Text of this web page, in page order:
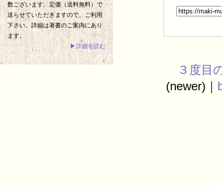
３度目
(newer)｜
数ございます。定価（送料無料）で
送らせていただきますので、ご利用
下さい。詳細は著書のご案内にあり
ます。
▶詳細を読む